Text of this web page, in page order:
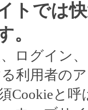
トでは
。
ログイン
利用者の
Cookieと